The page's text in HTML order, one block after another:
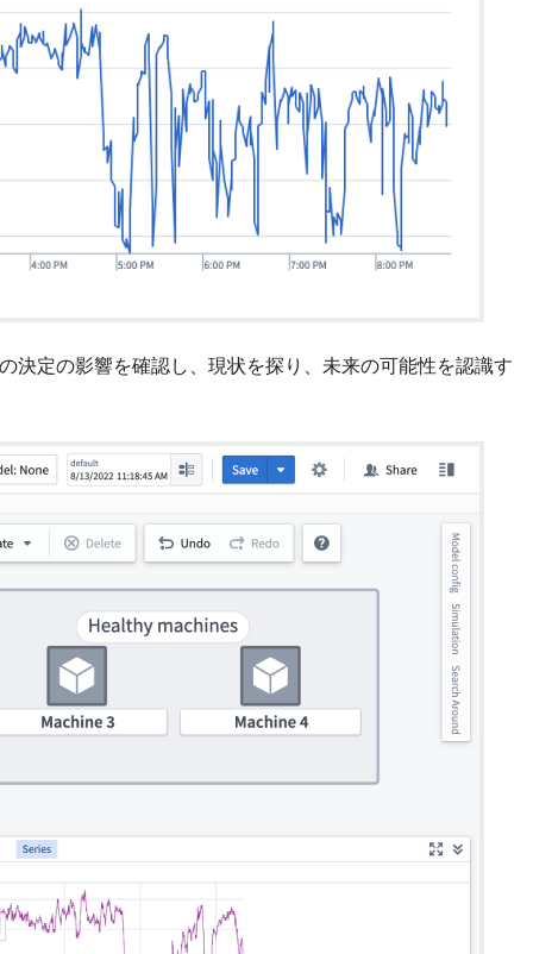
決定の影響を確認し、現状を探り、未来の可能性を認識す